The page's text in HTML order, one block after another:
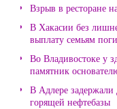
Взрыв в ресторане
В Хакасии без
выплату семьям
Во Владивостоке у
памятник
В Адлере
горящей нефтебазы